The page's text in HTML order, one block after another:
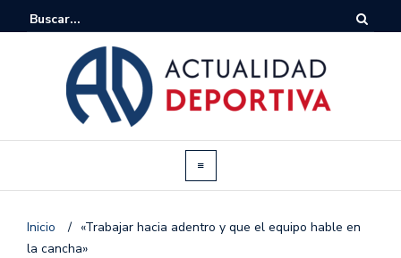
Inicio / «Trabajar hacia adentro y que el equipo hable en
la cancha»